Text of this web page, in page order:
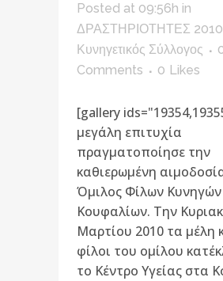
Posted at 09:56h in
ΔΡΑΣΤΗΡΙΟΤΗΤΕΣ 2010
Κυνηγετικός Σύλλογος
Comments
0 Likes
[gallery
μεγάλη επιτυχία
πραγματοποίησε την
καθιερωμένη
Όμιλος Φίλων Κυνηγών
Κουφαλίων. Την
Μαρτίου 2010 τα μέλη
φίλοι του ομίλου
το Κέντρο Υγείας στα